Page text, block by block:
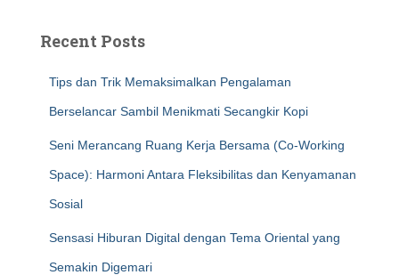
Recent Posts
Tips dan Trik Memaksimalkan Pengalaman
Berselancar Sambil Menikmati Secangkir Kopi
Seni Merancang Ruang Kerja Bersama (Co-Working
Space): Harmoni Antara Fleksibilitas dan Kenyamanan
Sosial
Sensasi Hiburan Digital dengan Tema Oriental yang
Semakin Digemari